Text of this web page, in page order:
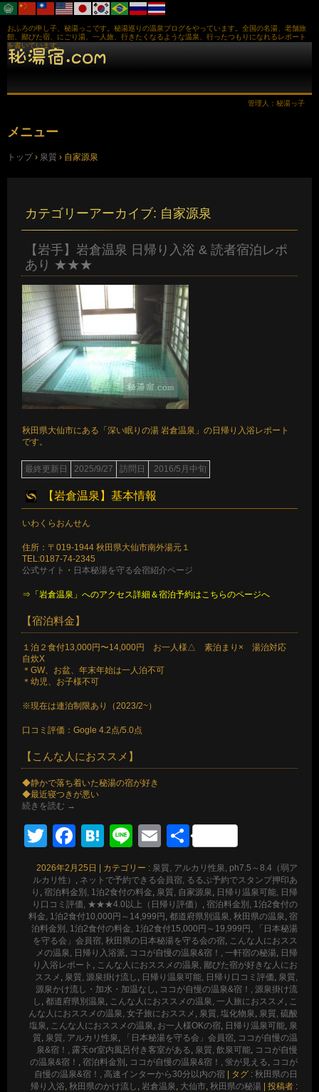
おふろの申し子、秘湯っこです。秘湯巡りの温泉ブログをやっています。全国の名湯、老舗旅
館、鄙びた宿、にごり湯、一人旅、行きたくなるような温泉、行ったつもりになれるレポート
を書いています。
管理人：秘湯っ子
メニュー
ン
トップ › 泉質 › 自家源泉
カテゴリーアーカイブ: 自家源泉
【岩手】岩倉温泉 日帰り入浴 & 読者宿泊レポ
あり ★★★
秋田県大仙市にある「深い眠りの湯 岩倉温泉」の日帰り入浴レポート
です。
最終更新日 2025/9/27 訪問日 2016/5月中旬
【岩倉温泉】基本情報
いわくらおんせん
住所：〒019-1944 秋田県大仙市南外湯元１
TEL:0187-74-2345
公式サイト ・ 日本秘湯を守る会宿紹介ページ
⇒「岩倉温泉」へのアクセス詳細＆宿泊予約はこちらのページへ
【宿泊料金】
１泊２食付13,000円〜14,000円 お一人様△ 素泊まり× 湯治対応
自炊X
＊GW、お盆、年末年始は一人泊不可
＊幼児、お子様不可
※現在は連泊制限あり（2023/2~）
口コミ評価：Gogle 4.2点/5.0点
【こんな人におススメ】
◆静かで落ち着いた秘湯の宿が好き
◆最近寝つきが悪い
続きを読む →
TwitterFacebook
Hatena
LineEmail
共
有
2026年2月25日 | カテゴリー : 泉質, アルカリ性泉, ph7.5～8.4（弱ア
ルカリ性）
ネットで予約できる会員宿, るるぶ予約でスタンプ押印あ
り
宿泊料金別, 1泊2食付の料金 泉質, 自家源泉
日帰り温泉可能, 日帰
り口コミ評価, ★★★4.0以上（日帰り評価）
宿泊料金別, 1泊2食付の
料金, 1泊2食付10,000円～14,999円 都道府県別温泉, 秋田県の温泉 宿
泊料金別, 1泊2食付の料金, 1泊2食付15,000円～19,999円
「日本秘湯
を守る会」会員宿, 秋田県の日本秘湯を守る会の宿
こんな人におスス
メの温泉, 日帰り入浴派
ココが自慢の温泉&宿！, 一軒宿の秘湯 日帰
り入浴レポート
こんな人におススメの温泉, 鄙びた宿が好きな人にお
ススメ
泉質, 源泉掛け流し 日帰り温泉可能, 日帰り口コミ評価 泉質,
源泉かけ流し・加水・加温なし
ココが自慢の温泉&宿！, 源泉掛け流
し 都道府県別温泉 こんな人におススメの温泉, 一人旅におススメ
こ
んな人におススメの温泉, 女子旅におススメ
泉質, 塩化物泉 泉質, 硫酸
塩泉
こんな人におススメの温泉 お一人様OKの宿 日帰り温泉可能 泉
質 泉質, アルカリ性泉 「日本秘湯を守る会」会員宿 ココが自慢の温
泉&宿！, 露天or室内風呂付き客室がある 泉質, 飲泉可能 ココが自慢
の温泉&宿！
宿泊料金別 ココが自慢の温泉&宿！, 蛍が見える
ココが
自慢の温泉&宿！, 高速インターから30分以内の宿 | タグ : 秋田県の日
帰り入浴 秋田県のかけ流し 岩倉温泉 大仙市 秋田県の秘湯 | 投稿者 :